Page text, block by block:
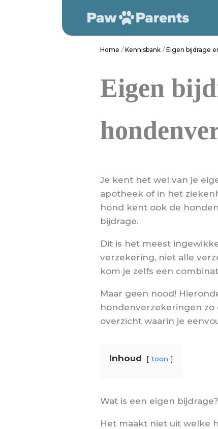
Home Kennisbank Eigen bijdrage
Eigen
Je kent het wel van je
apotheek of in het
hond kent ook de
bijdrage.
Dit is het meest
verzekering, niet alle
kom je zelfs een
Maar geen nood!
hondenverzekeringen
overzicht waarin je
Inhoud toon
Wat is een eigen bijdrage?
Het maakt niet uit welke